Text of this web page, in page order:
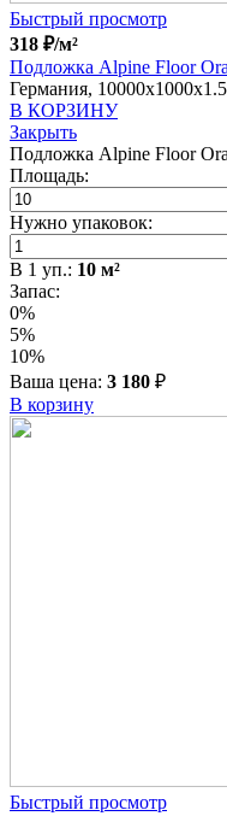
Быстрый просмотр
318 ₽/м²
Подложка Alpine Floor
Германия,
В КОРЗИНУ
Закрыть
Подложка Alpine Floor
Площадь:
Нужно упаковок:
В 1 уп.: 10 м²
Запас:
0%
5%
10%
Ваша цена: 3 180 ₽
В корзину
Быстрый просмотр